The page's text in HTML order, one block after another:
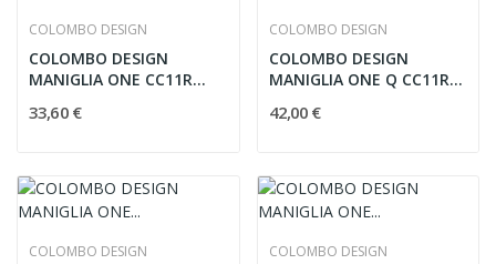
COLOMBO DESIGN
COLOMBO DESIGN
MANIGLIA ONE CC11R
33,60 €
COLOMBO DESIGN
COLOMBO DESIGN
MANIGLIA ONE Q CC11R
42,00 €
COLOMBO DESIGN COLOMBO DESIGN